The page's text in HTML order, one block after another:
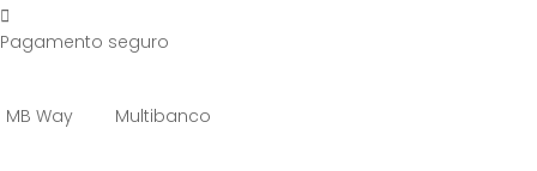
Pagamento seguro
MB Way Multibanco